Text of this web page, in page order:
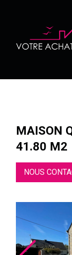
MAISON
41.80 M2
NOUS